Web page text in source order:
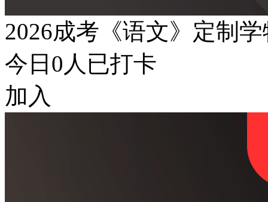
2026成考《语文》定制
今日 0 人已打卡
加入